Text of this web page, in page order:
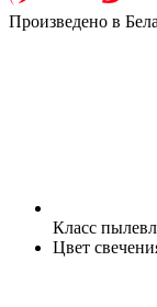
Произведено в
Класс
Цвет